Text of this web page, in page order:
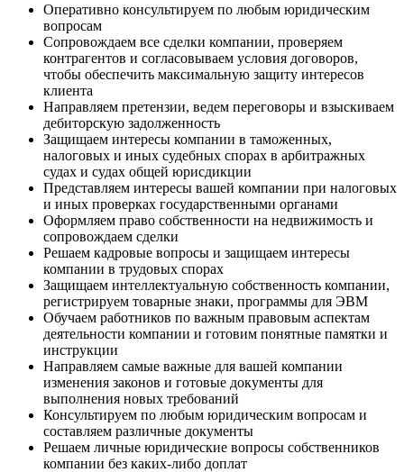
Оперативно консультируем по любым юридическим
вопросам
Сопровождаем все сделки компании, проверяем
контрагентов и согласовываем условия договоров,
чтобы обеспечить максимальную защиту интересов
клиента
Направляем претензии, ведем переговоры и взыскиваем
дебиторскую задолженность
Защищаем интересы компании в таможенных,
налоговых и иных судебных спорах в арбитражных
судах и судах общей юрисдикции
Представляем интересы вашей компании при налоговых
и иных проверках государственными органами
Оформляем право собственности на недвижимость и
сопровождаем сделки
Решаем кадровые вопросы и защищаем интересы
компании в трудовых спорах
Защищаем интеллектуальную собственность компании,
регистрируем товарные знаки, программы для ЭВМ
Обучаем работников по важным правовым аспектам
деятельности компании и готовим понятные памятки и
инструкции
Направляем самые важные для вашей компании
изменения законов и готовые документы для
выполнения новых требований
Консультируем по любым юридическим вопросам и
составляем различные документы
Решаем личные юридические вопросы собственников
компании без каких-либо доплат